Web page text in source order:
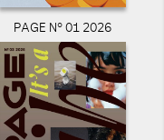
PAGE N° 01 2026